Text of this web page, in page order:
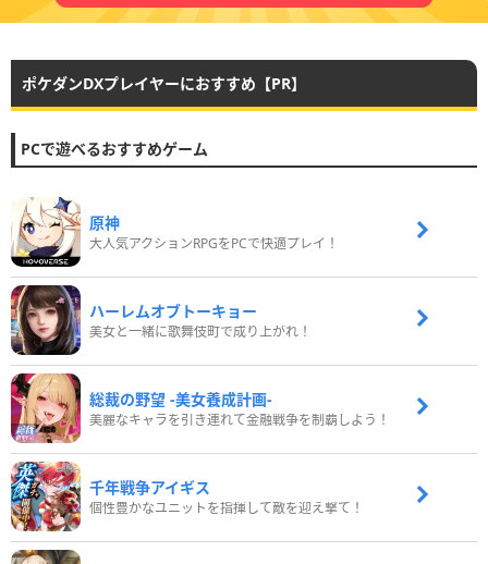
ポケダンDXプレイヤーにおすすめ【PR】
PCで遊べるおすすめゲーム
原神
大人気アクションRPGをPCで快適プレイ！
ハーレムオブトーキョー
美女と一緒に歌舞伎町で成り上がれ！
総裁の野望 -美女養成計画-
美麗なキャラを引き連れて金融戦争を制覇しよう！
千年戦争アイギス
個性豊かなユニットを指揮して敵を迎え撃て！